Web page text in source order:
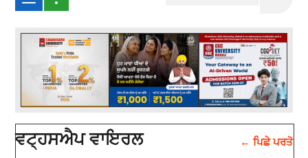
ਵਟ੍ਹਸਐਪ ਵਾਇਰਲ ← ਪਿਛੇ ਪਰਤੋ